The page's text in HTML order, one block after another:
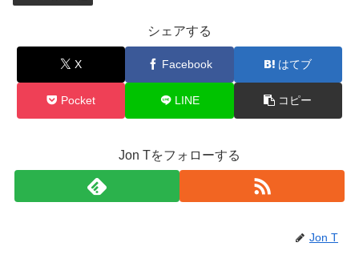
シェアする
X Facebook はてブ
Pocket LINE コピー
Jon Tをフォローする
Jon T